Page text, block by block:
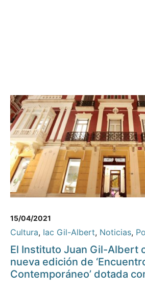
15/04/2021
Cultura, Iac Gil-Albert, Noticias,
El Instituto Juan Gil-Albert
nueva edición de
Contemporáneo’ dotada